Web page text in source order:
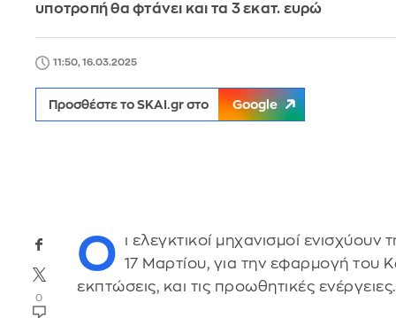
υποτροπή θα φτάνει και τα 3 εκατ. ευρώ
11:50, 16.03.2025
Προσθέστε το SKAI.gr στο Google
0
Ο
ι ελεγκτικοί μηχανισμοί
17 Μαρτίου, για την εφαρμογή του
εκπτώσεις, και τις προωθητικές ενέργειες.